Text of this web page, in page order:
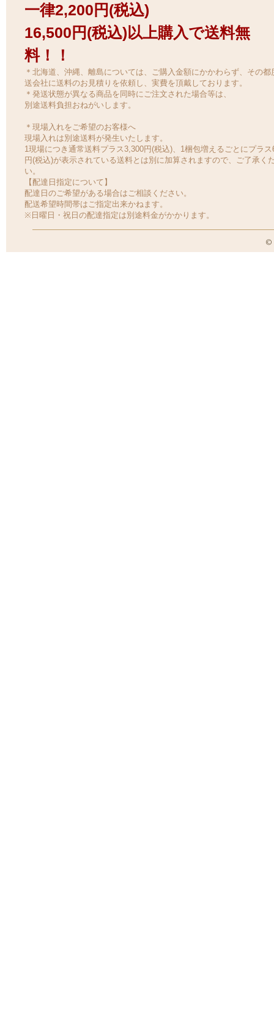
一律2,200円(税込)
16,500円(税込)以上購入で送料無
料！！
＊北海道、沖縄、離島については、ご購入金額にかかわらず、その都
送会社に送料のお見積りを依頼し、実費を頂戴しております。
＊発送状態が異なる商品を同時にご注文された場合等は、
別途送料負担おねがいします。
＊現場入れをご希望のお客様へ
現場入れは別途送料が発生いたします。
1現場につき通常送料プラス3,300円(税込)、1梱包増えるごとにプラス
円(税込)が表示されている送料とは別に加算されますので、ご了承く
い。
【配達日指定について】
配達日のご希望がある場合はご相談ください。
配送希望時間帯はご指定出来かねます。
※日曜日・祝日の配達指定は別途料金がかかります。